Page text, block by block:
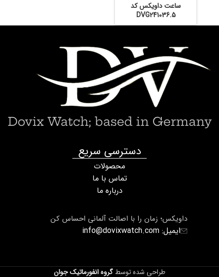
ساعت داویکس کد
DVG241036.5
داویکس؛ زمان را با اصالت آلمانی احساس کن
ایمیل: info@dovixwatch.com
دسترسی سریع
محصولات
تماس با ما
درباره ما
Dovix Watch; based in Germany
طراحی شده توسط گروه انفورماتیک جوان